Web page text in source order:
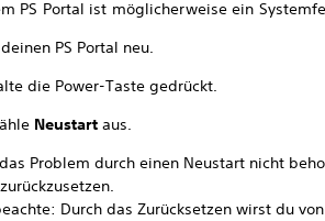
PS Portal ist möglicherweise ein
PS Portal neu.
die Power-Taste gedrückt.
Neustart aus.
Problem durch einen Neustart nicht
Durch das Zurücksetzen wirst du